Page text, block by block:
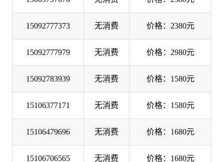
15092777373 无消费 价格：2380元
15092777979 无消费 价格：2980元
15092783939 无消费 价格：1580元
15106377171 无消费 价格：1580元
15106479696 无消费 价格：1680元
15106706565 无消费 价格：1680元